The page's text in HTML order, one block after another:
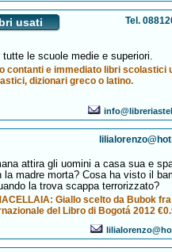
usati Tel.
le scuole medie e superiori.
contanti e immediato libri scolastici
dizionari greco o latino.
attira gli uomini a casa sua e
la madre morta? Cosa ha visto il
la trova scappa terrorizzato?
Giallo scelto da Bubok
del Libro di Bogotá 2012